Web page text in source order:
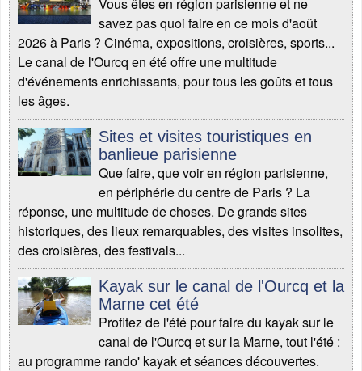
savez pas quoi faire en ce mois d'août
2026 à Paris ? Cinéma, expositions, croisières, sports...
Le canal de l'Ourcq en été offre une multitude
d'événements enrichissants, pour tous les goûts et tous
les âges.
Sites et visites touristiques en
banlieue parisienne
Que faire, que voir en région parisienne,
en périphérie du centre de Paris ? La
réponse, une multitude de choses. De grands sites
historiques, des lieux remarquables, des visites insolites,
des croisières, des festivals...
Kayak sur le canal de l'Ourcq et la
Marne cet été
Profitez de l'été pour faire du kayak sur le
canal de l'Ourcq et sur la Marne, tout l'été :
au programme rando' kayak et séances découvertes.